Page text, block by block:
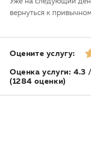
вернуться к
Оцените услугу:
Оценка услуги: 4.3
(1284 оценки)